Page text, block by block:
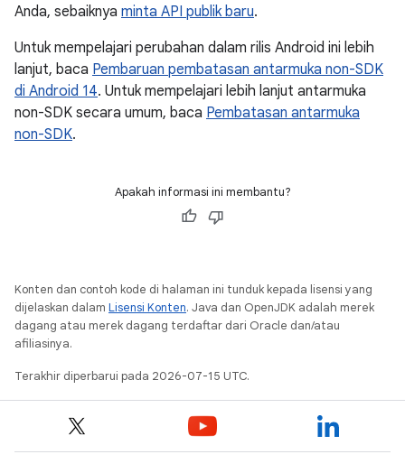
Anda, sebaiknya minta API publik baru.
Untuk mempelajari perubahan dalam rilis Android ini lebih
lanjut, baca Pembaruan pembatasan antarmuka non-SDK
di Android 14. Untuk mempelajari lebih lanjut antarmuka
non-SDK secara umum, baca Pembatasan antarmuka
non-SDK.
Apakah informasi ini membantu?
Konten dan contoh kode di halaman ini tunduk kepada lisensi yang
dijelaskan dalam Lisensi Konten. Java dan OpenJDK adalah merek
dagang atau merek dagang terdaftar dari Oracle dan/atau
afiliasinya.
Terakhir diperbarui pada 2026-07-15 UTC.